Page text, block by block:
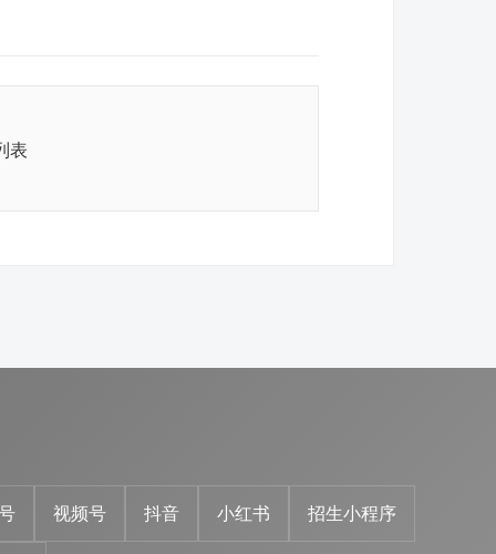
表
视频号 抖音 小红书 招生小程序